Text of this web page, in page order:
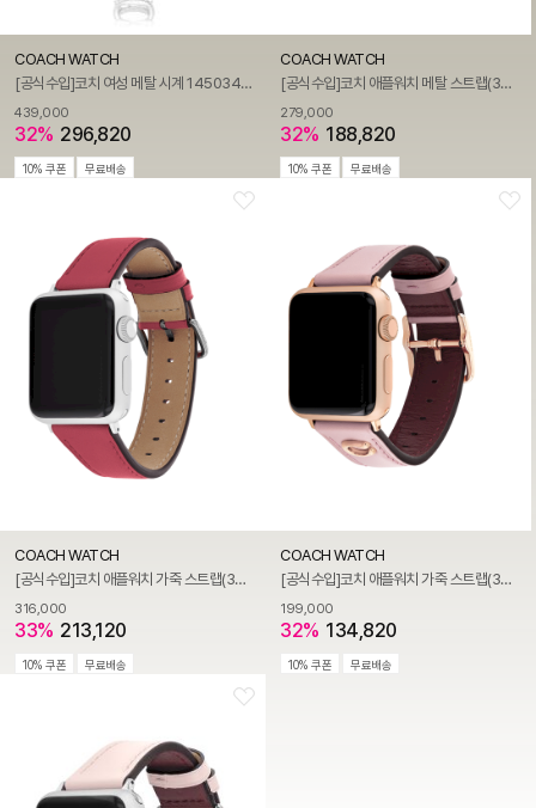
COACH WATCH
[공식수입]코치 여성 메탈 시계 14503445
439,000
32% 296,820
10% 쿠폰 무료배송
COACH WATCH
[공식수입]코치 애플워치 메탈 스트랩(38/40/41mm) 14700188
279,000
32% 188,820
10% 쿠폰 무료배송
COACH WATCH
[공식수입]코치 애플워치 가죽 스트랩(38/41/42mm) 14000096
316,000
33% 213,120
10% 쿠폰 무료배송
COACH WATCH
[공식수입]코치 애플워치 가죽 스트랩(38/41/42mm) 14700164
199,000
32% 134,820
10% 쿠폰 무료배송